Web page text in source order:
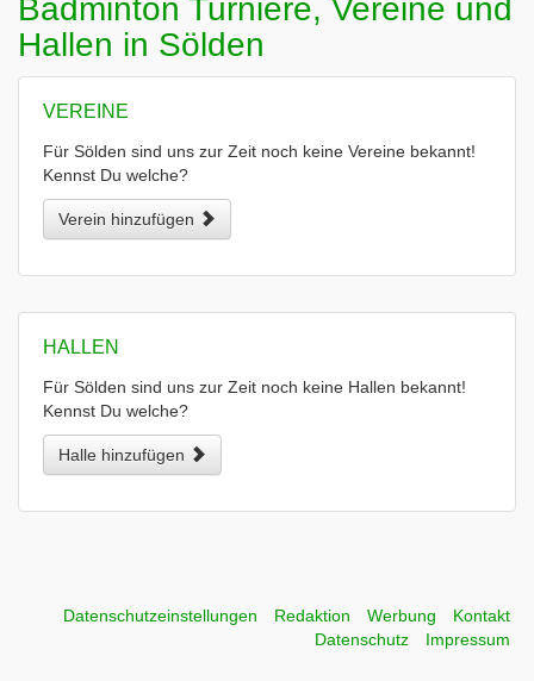
Badminton Turniere, Vereine und
Hallen in Sölden
VEREINE
Für Sölden sind uns zur Zeit noch keine Vereine bekannt!
Kennst Du welche?
Verein hinzufügen
HALLEN
Für Sölden sind uns zur Zeit noch keine Hallen bekannt!
Kennst Du welche?
Halle hinzufügen
Datenschutzeinstellungen Redaktion Werbung
Kontakt
Datenschutz
Impressum